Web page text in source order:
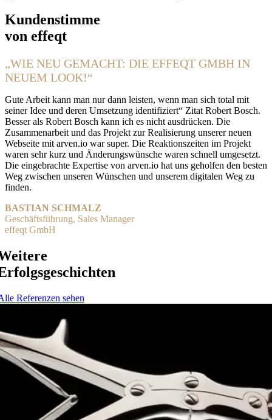
Kundenstimme
von effeqt
„WIE NEU GEMACHT: DIE EFFEQT GMBH IN
NEUEM LOOK!“
Gute Arbeit kann man nur dann leisten, wenn man sich total mit
seiner Idee und deren Umsetzung identifiziert“ Zitat Robert Bosch.
Besser als Robert Bosch kann ich es nicht ausdrücken. Die
Zusammenarbeit und das Projekt zur Realisierung unserer neuen
Webseite mit arven.io war super. Die Reaktionszeiten im Projekt
waren sehr kurz und Änderungswünsche waren schnell umgesetzt.
Die eingebrachte Expertise von arven.io hat uns geholfen den besten
Weg zwischen unseren Wünschen und unserem digitalen Weg zu
finden.
BASTIAN SCHMALZ
Geschäftsführung, Sales Manager
effeqt GmbH
Referenzen sehen